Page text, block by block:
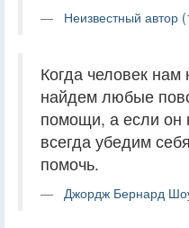
Неизвестный автор
Когда человек
найдем любые
помощи, а если он
всегда убедим
помочь.
Джордж Бернард